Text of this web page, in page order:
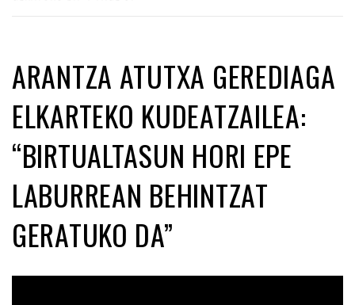
ARANTZA ATUTXA GEREDIAGA
ELKARTEKO KUDEATZAILEA:
“BIRTUALTASUN HORI EPE
LABURREAN BEHINTZAT
GERATUKO DA”